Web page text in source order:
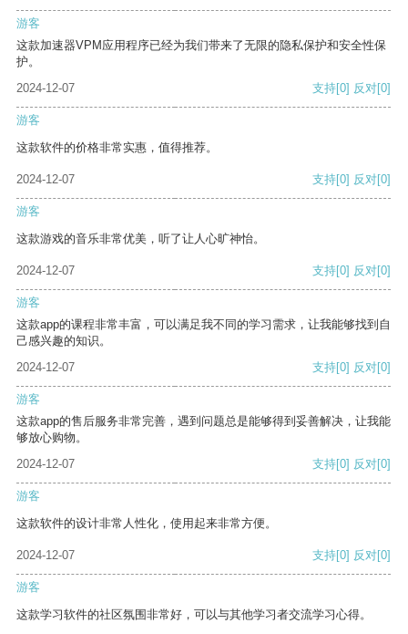
游客
这款加速器VPM应用程序已经为我们带来了无限的隐私保护和安全性保
护。
2024-12-07
支持[0] 反对[0]
游客
这款软件的价格非常实惠，值得推荐。
2024-12-07 支持[0] 反对[0]
游客
这款游戏的音乐非常优美，听了让人心旷神怡。
2024-12-07 支持[0] 反对[0]
游客
这款app的课程非常丰富，可以满足我不同的学习需求，让我能够找到自
己感兴趣的知识。
2024-12-07
支持[0] 反对[0]
游客
这款app的售后服务非常完善，遇到问题总是能够得到妥善解决，让我能
够放心购物。
2024-12-07
支持[0] 反对[0]
游客
这款软件的设计非常人性化，使用起来非常方便。
2024-12-07 支持[0] 反对[0]
游客
这款学习软件的社区氛围非常好，可以与其他学习者交流学习心得。